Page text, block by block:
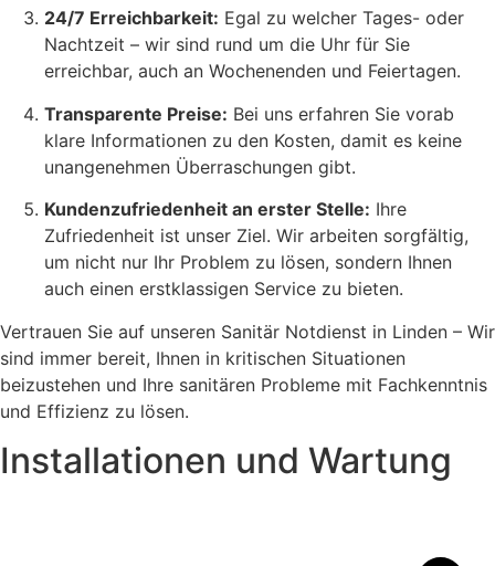
24/7 Erreichbarkeit: Egal zu welcher Tages- oder
Nachtzeit – wir sind rund um die Uhr für Sie
erreichbar, auch an Wochenenden und Feiertagen.
Transparente Preise: Bei uns erfahren Sie vorab
klare Informationen zu den Kosten, damit es keine
unangenehmen Überraschungen gibt.
Kundenzufriedenheit an erster Stelle: Ihre
Zufriedenheit ist unser Ziel. Wir arbeiten sorgfältig,
um nicht nur Ihr Problem zu lösen, sondern Ihnen
auch einen erstklassigen Service zu bieten.
Vertrauen Sie auf unseren Sanitär Notdienst in Linden – Wir
sind immer bereit, Ihnen in kritischen Situationen
beizustehen und Ihre sanitären Probleme mit Fachkenntnis
und Effizienz zu lösen.
Installationen und Wartung